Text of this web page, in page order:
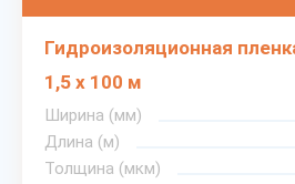
Гидроизоляционная
1,5 х 100 м
Ширина (мм)
Длина (м)
Толщина (мкм)